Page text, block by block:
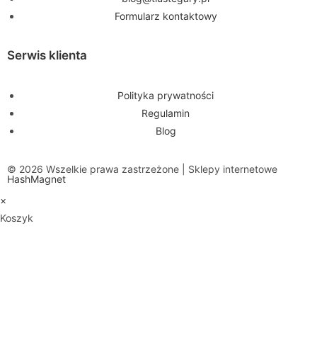
Formularz kontaktowy
Serwis klienta
Polityka prywatności
Regulamin
Blog
© 2026 Wszelkie prawa zastrzeżone | Sklepy internetowe
HashMagnet
×
Koszyk